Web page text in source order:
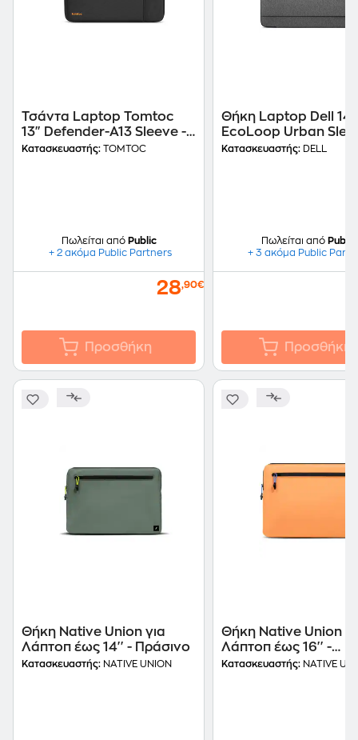
Τσάντα Laptop Tomtoc
13" Defender-A13 Sleeve -
Μαύρο
Κατασκευαστής: TOMTOC
Πωλείται από Public
+ 2 ακόμα Public Partners
28,90€
Προσθήκη
Θήκη Laptop Dell
EcoLoop Urban
CV4425 Αδιάβροχη -
Κατασκευαστής: DELL
Πωλείται από Public
+ 3 ακόμα Public
Προσθήκη
Θήκη Native Union για
Λάπτοπ έως 14'' - Πράσινο
Κατασκευαστής: NATIVE UNION
Θήκη Native Union
Λάπτοπ έως 16'' -
Πορτοκαλί
Κατασκευαστής: NATIVE